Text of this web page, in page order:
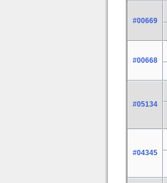
#00669
#00668
#05134
#04345